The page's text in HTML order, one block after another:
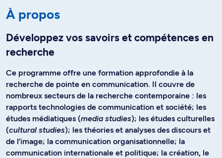
À propos
Développez vos savoirs et compétences en
recherche
Ce programme offre une formation approfondie à la
recherche de pointe en communication. Il couvre de
nombreux secteurs de la recherche contemporaine : les
rapports technologies de communication et société; les
études médiatiques (media studies); les études culturelles
(cultural studies); les théories et analyses des discours et
de l’image; la communication organisationnelle; la
communication internationale et politique; la création, le